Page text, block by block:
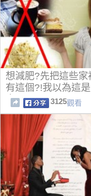
想減肥?先把這些
有這個?!我以為這
來...
3125觀看